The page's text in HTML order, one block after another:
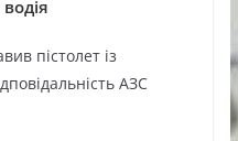
пістолет із
АЗС